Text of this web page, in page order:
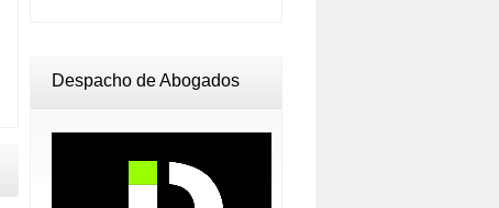
Despacho de Abogados